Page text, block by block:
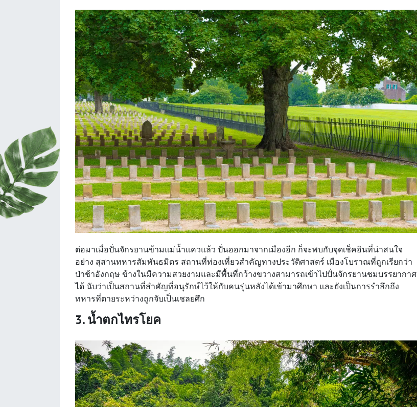
ต่อมาเมื่อปั่นจักรยานข้ามแม่น้ำแควแล้ว ปั่นออกมาจากเมืองอีก ก็จะพบกับจุดเช็คอินที่น่าสนใจ
อย่าง สุสานทหารสัมพันธมิตร สถานที่ท่องเที่ยวสำคัญทางประวัติศาสตร์ เมืองโบราณที่ถูกเรียกว่า
ป่าช้าอังกฤษ ข้างในมีความสวยงามและมีพื้นที่กว้างขวางสามารถเข้าไปปั่นจักรยานชมบรรยากาศ
ได้ นับว่าเป็นสถานที่สำคัญที่อนุรักษ์ไว้ให้กับคนรุ่นหลังได้เข้ามาศึกษา และยังเป็นการรำลึกถึง
ทหารที่ตายระหว่างถูกจับเป็นเชลยศึก
3. น้ำตกไทรโยค